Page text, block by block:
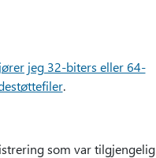
jeg 32-biters eller 64-
.
som var tilgjengelig